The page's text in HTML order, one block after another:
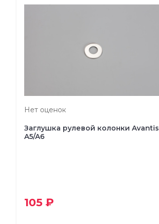
Нет оценок
Заглушка рулевой колонки Avantis
A5/A6
105 ₽